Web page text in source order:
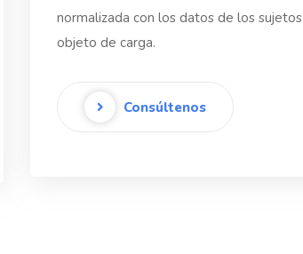
normalizada con los datos de los sujetos
objeto de carga.
Consúltenos